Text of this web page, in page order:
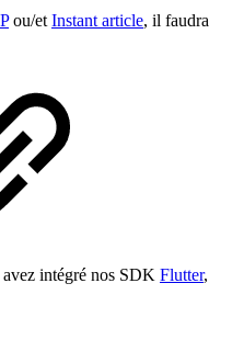
ou/et Instant article, il faudra
intégré nos SDK Flutter,